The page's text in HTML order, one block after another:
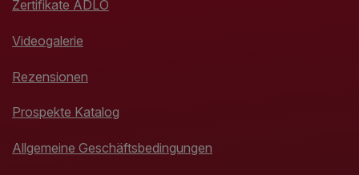
Zertifikate ADLO
Videogalerie
Rezensionen
Prospekte Katalog
Allgemeine Geschäftsbedingungen